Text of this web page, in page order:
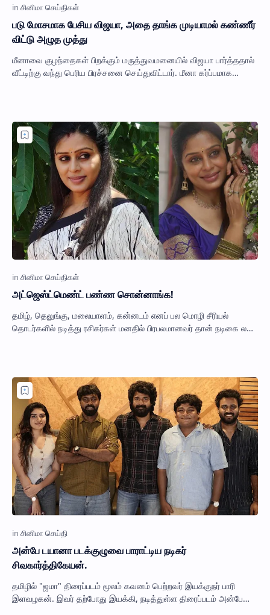
படு மோசமாக பேசிய விஜயா, அதை தாங்க முடியாமல் கண்ணீர்
விட்டு அழுத முத்து
மீனாவை குழந்தைகள் பிறக்கும் மருத்துவமனையில் விஜயா பார்த்ததால்
வீட்டிற்கு வந்து பெரிய பிரச்சனை செய்துவிட்டார். மீனா கர்ப்பமாக
அட்ஜெஸ்ட்மெண்ட் பண்ண சொன்னாங்க!
தமிழ், தெலுங்கு, மலையாளம், கன்னடம் எனப் பல மொழி சீரியல்
தொடர்களில் நடித்து ரசிகர்கள் மனதில் பிரபலமானவர் தான் நடிகை லதா
அன்பே டயானா படக்குழுவை பாராட்டிய நடிகர்
சிவகார்த்திகேயன்.
தமிழில் "ஜமா" திரைப்படம் மூலம் கவனம் பெற்றவர் இயக்குநர் பாரி
இளவழகன். இவர் தற்போது இயக்கி, நடித்துள்ள திரைப்படம் அன்பே